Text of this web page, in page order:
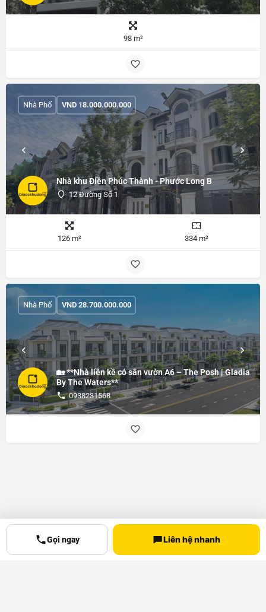
98 m²
Nhà khu Điền Phúc Thành - Phước Long B
12 Đường Số 1
Nhà Phố VND 18.000.000.000
126 m² 334 m²
🏡 **Nhà liền kề có sân vườn A6 – The Posh | Gladia
By The Waters**
0938231568
Nhà Phố VND 28.700.000.000
Gọi ngay Liên hệ nhanh